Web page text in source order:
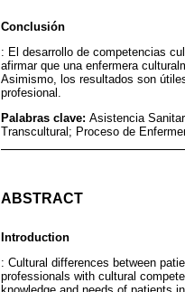
Conclusión
: El desarrollo de competencias
afirmar que una enfermera
Asimismo, los resultados son
profesional.
Palabras clave: Asistencia
Transcultural; Proceso de
ABSTRACT
Introduction
: Cultural differences between
professionals with cultural